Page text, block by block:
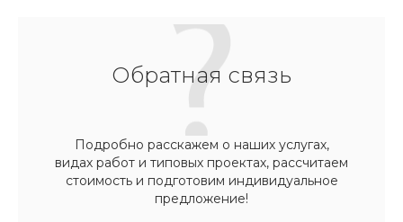
Обратная связь
Подробно расскажем о наших услугах,
видах работ и типовых проектах, рассчитаем
стоимость и подготовим индивидуальное
предложение!